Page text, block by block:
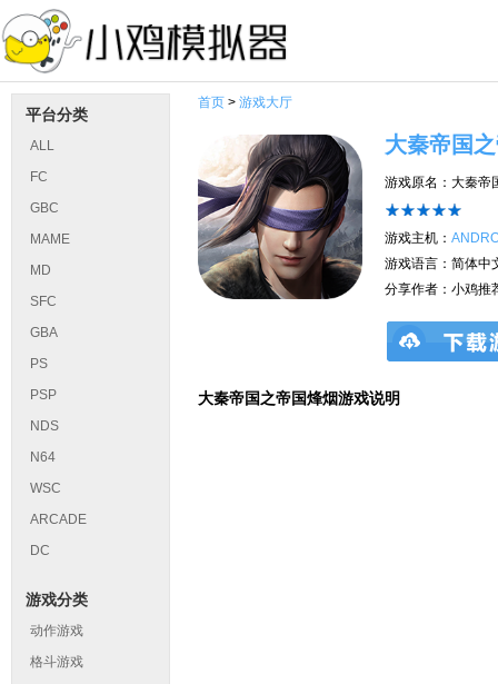
平台分类
ALL
FC
GBC
MAME
MD
SFC
GBA
PS
PSP
NDS
N64
WSC
ARCADE
DC
游戏分类
动作游戏
格斗游戏
首页 > 游戏大厅
大秦帝国
游戏原名：大秦帝
游戏主机：
游戏语言：简体中
分享作者：小鸡推
大秦帝国之帝国烽烟游戏说明